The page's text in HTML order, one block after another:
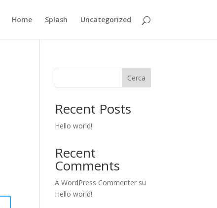
Home Splash Uncategorized
Cerca
Recent Posts
Hello world!
Recent
Comments
A WordPress Commenter su
Hello world!